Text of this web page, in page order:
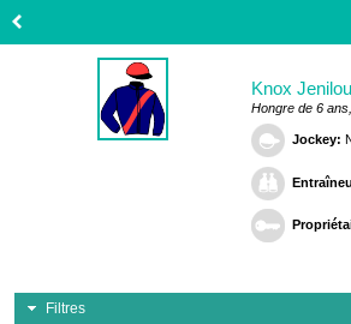
Knox
Hongre de 6
Jockey:
Filtres